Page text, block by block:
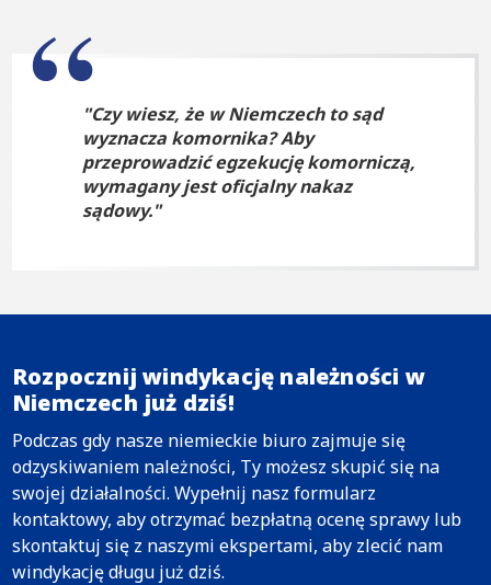
Czy wiesz, że w Niemczech to sąd
wyznacza komornika? Aby
przeprowadzić egzekucję komorniczą,
wymagany jest oficjalny nakaz
sądowy.
Rozpocznij windykację należności w
Niemczech już dziś!
Podczas gdy nasze niemieckie biuro zajmuje się
odzyskiwaniem należności, Ty możesz skupić się na
swojej działalności. Wypełnij nasz formularz
kontaktowy, aby otrzymać bezpłatną ocenę sprawy lub
skontaktuj się z naszymi ekspertami, aby zlecić nam
windykację długu już dziś.